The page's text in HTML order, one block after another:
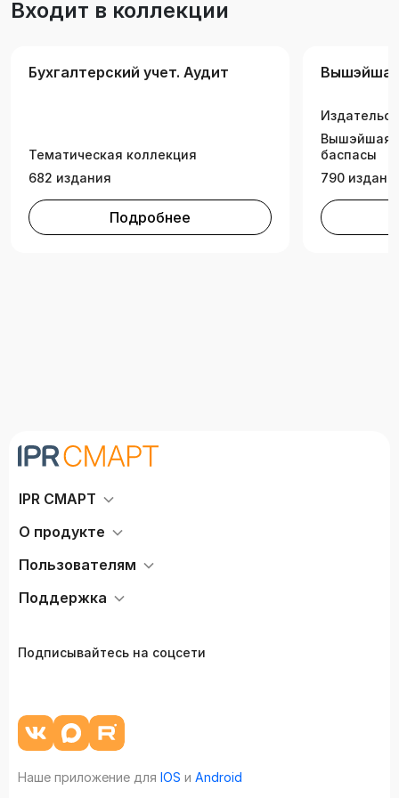
Входит в коллекции
Бухгалтерский учет. Аудит
Тематическая коллекция
682 издания
Подробнее
Вышэйшая
баспасы
790
IPR СМАРТ
О продукте
Пользователям
Поддержка
Подписывайтесь на соцсети
Наше приложение для IOS и Android